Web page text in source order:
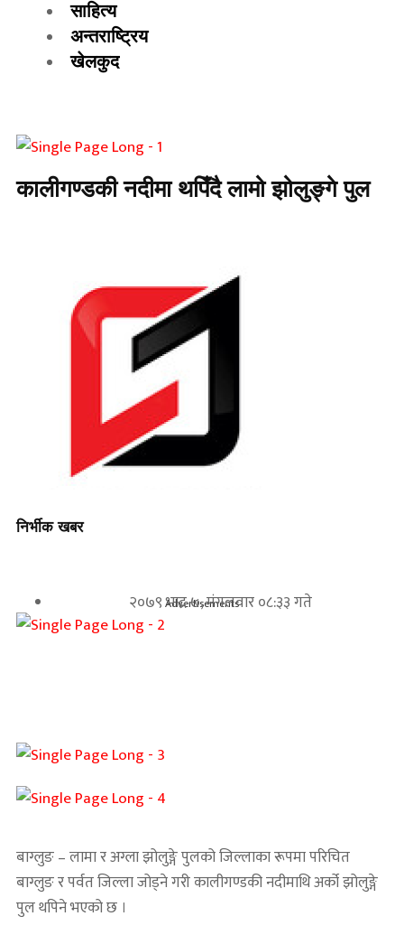
साहित्य
अन्तराष्ट्रिय
खेलकुद
कालीगण्डकी नदीमा थपिँदै लामो झोलुङ्गे पुल
निर्भीक खबर
२०७९ भाद्र ७, मंगलवार ०८:३३ गते
Advertisements
बाग्लुङ – लामा र अग्ला झोलुङ्गे पुलको जिल्लाका रूपमा परिचित
बाग्लुङ र पर्वत जिल्ला जोड्ने गरी कालीगण्डकी नदीमाथि अर्को झोलुङ्गे
पुल थपिने भएको छ ।